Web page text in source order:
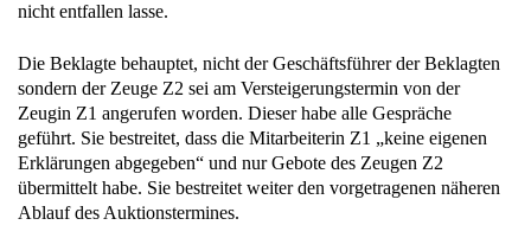
nicht entfallen lasse.
Die Beklagte behauptet, nicht der Geschäftsführer der Beklagten
sondern der Zeuge Z2 sei am Versteigerungstermin von der
Zeugin Z1 angerufen worden. Dieser habe alle Gespräche
geführt. Sie bestreitet, dass die Mitarbeiterin Z1 „keine eigenen
Erklärungen abgegeben“ und nur Gebote des Zeugen Z2
übermittelt habe. Sie bestreitet weiter den vorgetragenen näheren
Ablauf des Auktionstermines.